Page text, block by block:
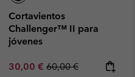
Cortavientos
Challenger™ II para
jóvenes
Sale price:
30,00 € Regular price:
60,00 €